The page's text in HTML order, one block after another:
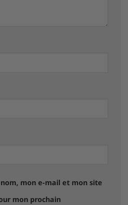
mon e-mail et mon site
mon prochain